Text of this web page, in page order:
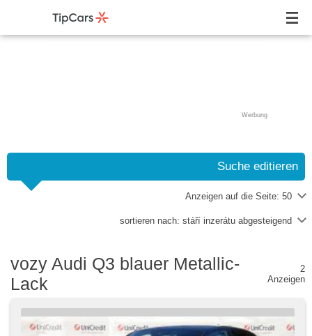
Werbung
Suche editieren
Anzeigen auf die Seite: 50
sortieren nach: stáří inzerátu abgesteigend
vozy Audi Q3 blauer Metallic-
Lack
2
Anzeigen